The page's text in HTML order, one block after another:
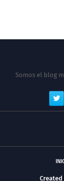
Somos el blog
Created